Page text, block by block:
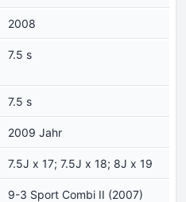
2008
7.5 s
7.5 s
2009 Jahr
7.5J x 17; 7.5J x 18; 8J x 19
9-3 Sport Combi II (2007)